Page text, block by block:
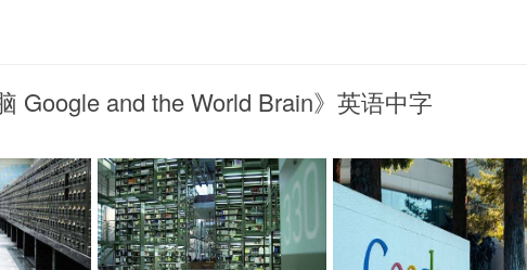
Google and the World Brain》英语中字